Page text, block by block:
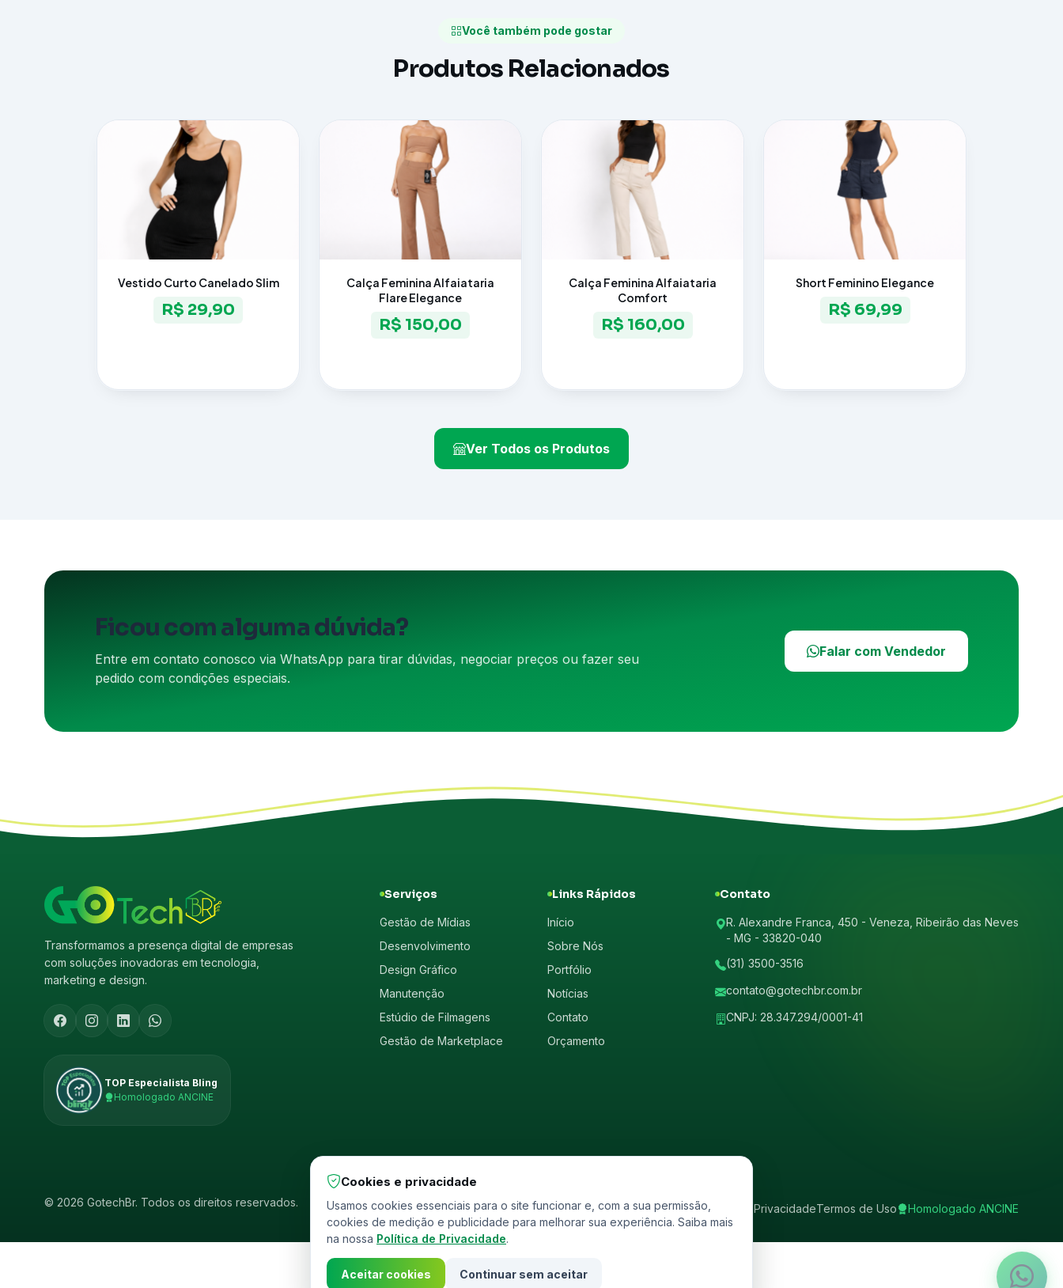
Você também pode gostar
Produtos Relacionados
Vestido Curto Canelado Slim
R$ 29,90
Calça Feminina Alfaiataria
Flare Elegance
R$ 150,00
Calça Feminina Alfaiataria
Comfort
R$ 160,00
Short Feminino Elegance
R$ 69,99
Ver Todos os Produtos
Ficou com alguma dúvida?
Entre em contato conosco via WhatsApp para tirar dúvidas, negociar preços ou fazer seu
pedido com condições especiais.
Falar com Vendedor
Transformamos a presença digital de empresas
com soluções inovadoras em tecnologia,
marketing e design.
TOP Especialista Bling
Homologado ANCINE
Serviços
Gestão de Mídias
Desenvolvimento
Design Gráfico
Manutenção
Estúdio de Filmagens
Gestão de Marketplace
Links Rápidos
Início
Sobre Nós
Portfólio
Notícias
Contato
Orçamento
Contato
R. Alexandre Franca, 450 - Veneza, Ribeirão das Neves
- MG - 33820-040
(31) 3500-3516
contato@gotechbr.com.br
CNPJ: 28.347.294/0001-41
© 2026 GotechBr. Todos os direitos reservados. Política de PrivacidadeTermos de Uso Homologado ANCINE
Cookies e privacidade
Usamos cookies essenciais para o site funcionar e, com a sua permissão,
cookies de medição e publicidade para melhorar sua experiência. Saiba mais
na nossa Política de Privacidade.
Aceitar cookies Continuar sem aceitar